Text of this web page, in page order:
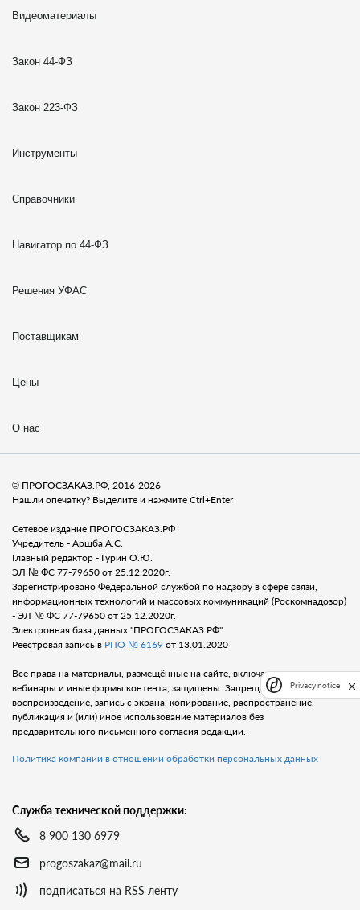
Видеоматериалы
Закон 44-ФЗ
Закон 223-ФЗ
Инструменты
Справочники
Навигатор по 44-ФЗ
Решения УФАС
Поставщикам
Цены
О нас
© ПРОГОСЗАКАЗ.РФ, 2016-2026
Нашли опечатку? Выделите и нажмите Ctrl+Enter
Сетевое издание ПРОГОСЗАКАЗ.РФ
Учредитель - Аршба А.С.
Главный редактор - Гурин О.Ю.
ЭЛ № ФС 77-79650 от 25.12.2020г.
Зарегистрировано Федеральной службой по надзору в сфере связи,
информационных технологий и массовых коммуникаций (Роскомнадозор)
- ЭЛ № ФС 77-79650 от 25.12.2020г.
Электронная база данных "ПРОГОСЗАКАЗ.РФ"
Реестровая запись в РПО № 6169 от 13.01.2020
Все права на материалы, размещённые на сайте, включая тексты, видео,
вебинары и иные формы контента, защищены. Запрещается любое
воспроизведение, запись с экрана, копирование, распространение,
публикация и (или) иное использование материалов без
предварительного письменного согласия редакции.
Политика компании в отношении обработки персональных данных
Служба технической поддержки:
8 900 130 6979
progoszakaz@mail.ru
подписаться на RSS ленту
Privacy notice